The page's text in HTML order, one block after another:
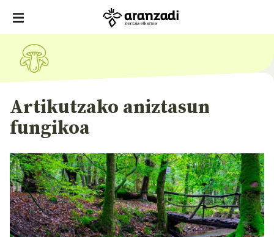
Artikutzako aniztasun
fungikoa